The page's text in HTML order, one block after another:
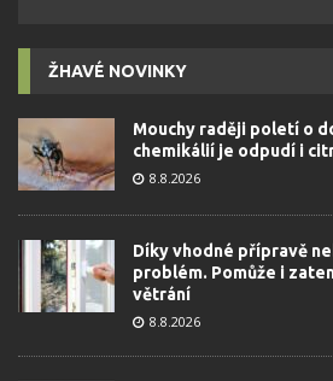
ŽHAVÉ NOVINKY
Mouchy raději poletí o
chemikálií je odpudí i
8.8.2026
Díky vhodné přípravě
problém. Pomůže i
větrání
8.8.2026